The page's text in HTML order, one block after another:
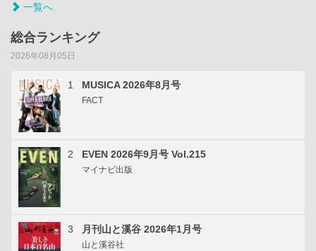
一覧へ
総合ランキング
2026年08月05日
1 MUSICA 2026年8月号
FACT
2 EVEN 2026年9月号 Vol.215
マイナビ出版
3 月刊山と溪谷 2026年1月号
山と溪谷社